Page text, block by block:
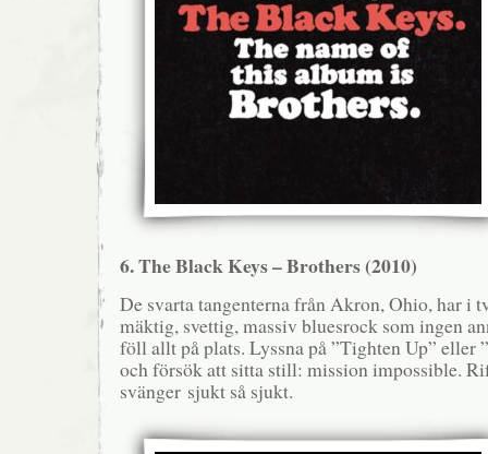
6. The Black Keys – Brothers (2010)
De svarta tangenterna från Akron, Ohio, har i
mäktig, svettig, massiv bluesrock som ingen
föll allt på plats. Lyssna på ”Tighten Up” eller
och försök att sitta still: mission impossible.
svänger sjukt så sjukt.